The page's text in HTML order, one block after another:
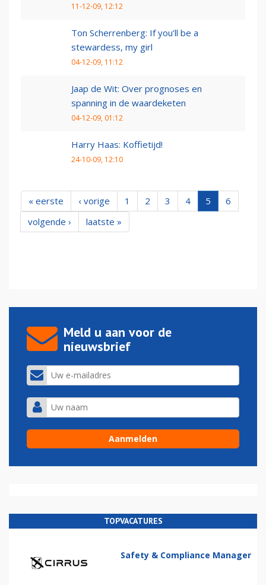
11-12-09, 12:12
Ton Scherrenberg: If you’ll be a
stewardess, my girl
04-12-09, 11:12
Jaap de Wit: Over prognoses en
spanning in de waardeketen
04-12-09, 01:12
Harry Haas: Koffietijd!
24-10-09, 12:10
« eerste ‹ vorige 1 2 3 4 5
6
volgende ›
laatste »
Meld u aan voor de
nieuwsbrief
TOPVACATURES
Safety & Compliance Manager